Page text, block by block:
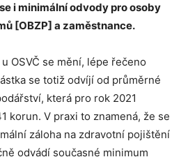
i minimální odvody pro osoby
[OBZP] a zaměstnance.
OSVČ se mění, lépe řečeno
se totiž odvíjí od průměrné
která pro rok 2021
korun. V praxi to znamená, že se
záloha na zdravotní pojištění
odvádí současné minimum